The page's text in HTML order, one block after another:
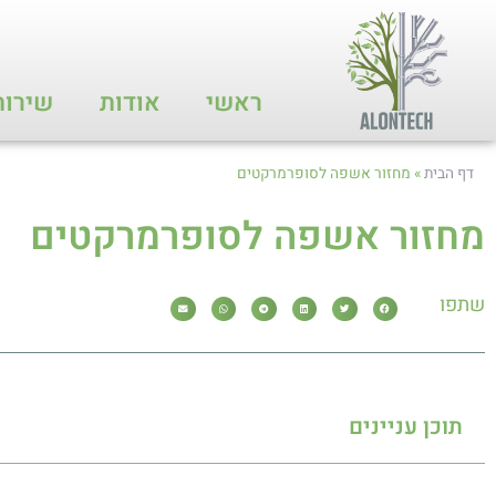
ראשי אודות
דף הבית» מחזור אשפה לסופרמרקטים
מחזור אשפה לסופרמרקטים
שתפו
תוכן עניינים